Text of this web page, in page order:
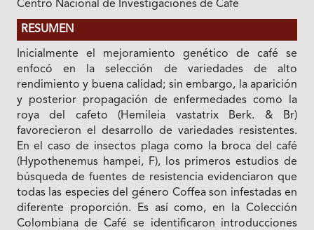
Centro Nacional de Investigaciones de Café
RESUMEN
Inicialmente el mejoramiento genético de café se
enfocó en la selección de variedades de alto
rendimiento y buena calidad; sin embargo, la aparición
y posterior propagación de enfermedades como la
roya del cafeto (Hemileia vastatrix Berk. & Br)
favorecieron el desarrollo de variedades resistentes.
En el caso de insectos plaga como la broca del café
(Hypothenemus hampei, F), los primeros estudios de
búsqueda de fuentes de resistencia evidenciaron que
todas las especies del género Coffea son infestadas en
diferente proporción. Es así como, en la Colección
Colombiana de Café se identificaron introducciones